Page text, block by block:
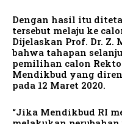
Dengan hasil itu
tersebut melaju ke
Dijelaskan Prof. Dr. Z.
bahwa tahapan
pemilihan calon
Mendikbud yang
pada 12 Maret 2020.
“Jika Mendikbud RI